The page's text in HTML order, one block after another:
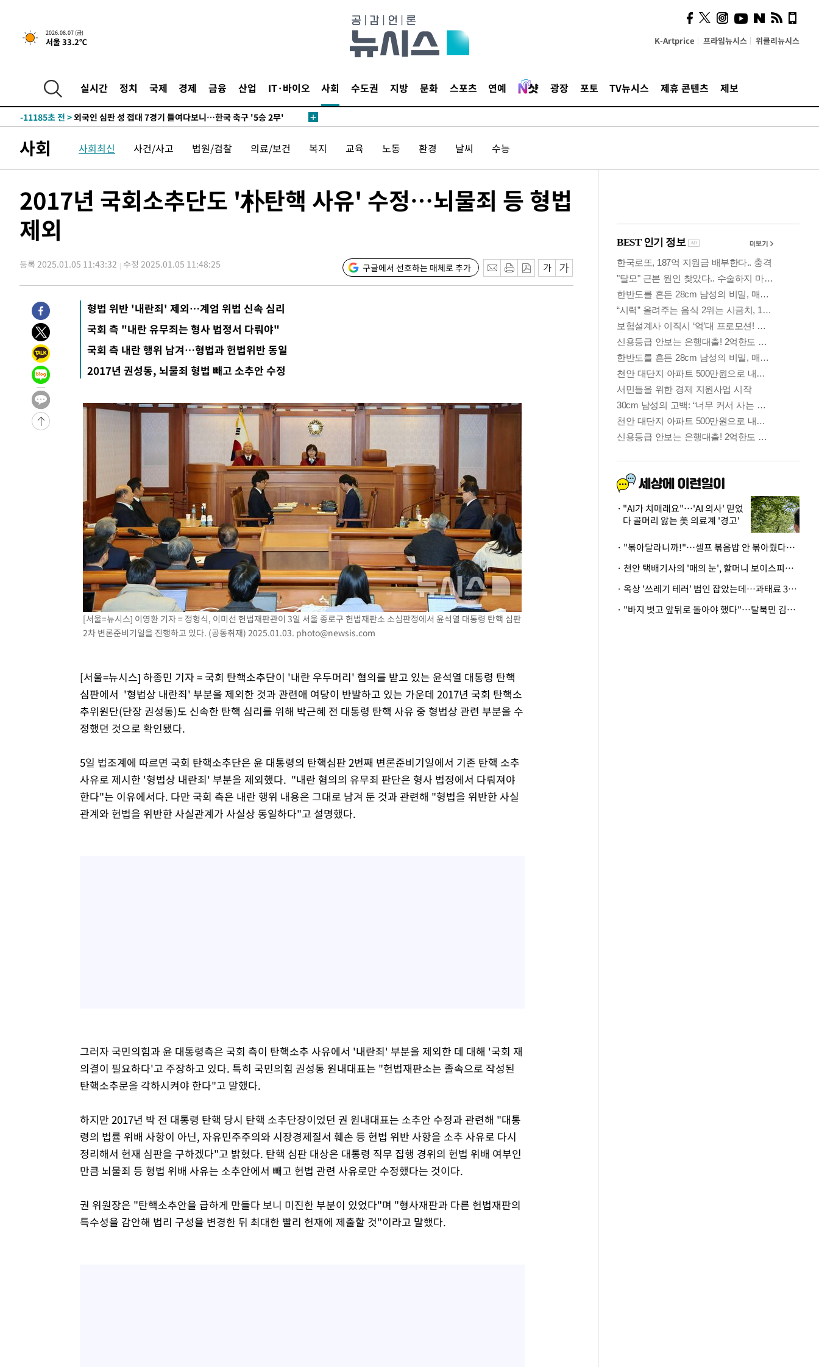
2026.08.07 (금)
서울 33.2℃ K-Artprice 프라임뉴시스 위클리뉴시스
실시간 정치 국제 경제 금융 산업 IT·바이오 사회 수도권 지방 문화 스포츠 연예 광장 포토 TV뉴시스 제휴 콘텐츠 제보
선포
-18799초 전 >[단독]중수청 지원 검사들, 정원 초과 시 낮은 계급 임용…희망지 못
갈 수도
-16770초 전 >낮 최고 37도 찜통더위…곳곳 소나기·강원 많은 비[내일날씨]
-11932초 전 >
여자배구 이재영·이다영 자매, 아제르바이잔 투란VC 입단
-11185초 전 >
-10919초 전 >[속보]코스닥, 2.86포인트(0.36%) 내린 798.81마감
-10852초 전 >
[속보]원·달러 환율, 7.7원 내린 1416.1원 마감
-10741초 전 >[속보] 노원서 40.1도 관측…서울, 2018년 이후 첫 40도
-6704초 전 >외신들도 주목한 韓축구 파문…"국민적 공분에 수사 재개"
-6675초 전 >
-5697초 전 >
43분 전 >[속보] 7월 중국 수출 23.9%↑ 수입 27.5%↑…무역총액 25.3%↑
1시간 전 >[속보]'채상병 순직 책임' 임성근, 항소심도 징역 3년
-28239초 전 >
[속보]이 대통령 "부동산 공급 기존 사고방식 매달리지 말고 과감히
실천"
-27324초 전 >
이란, "오만과 '중앙 단일 루트' 합의…북쪽 인바운드·남쪽 아웃바
운드는 임시"
-18892초 전 >
-18856초 전 >
[속보]이 대통령, '호우피해' 안동·의성 관할 4개 면 특별재난지역
선포
-18819초 전 >
[단독]중수청 지원 검사들, 정원 초과 시 낮은 계급 임용…희망지 못
갈 수도
-16790초 전 >
-15096초 전 >
SK하이닉스, 용인·청주 팹에 54조 투자…"AI 메모리 수요 선제 대
응"
-11952초 전 >
여자배구 이재영·이다영 자매, 아제르바이잔 투란VC 입단
외국인 심판 성 접대 7경기 들여다보니…한국 축구 '5승 2무'
[속보]코스닥, 2.86포인트(0.36%) 내린 798.81마감
[속보]코스피, 6200선 약보합…0.60% 내린 6258.77에 마쳐
[속보]원·달러 환율, 7.7원 내린 1416.1원 마감
[속보] 노원서 40.1도 관측…서울, 2018년 이후 첫 40도
[속보]종합특검, '계엄 수용공간 확보' 신용해 前교정본부장 기소
외신들도 주목한 韓축구 파문…"국민적 공분에 수사 재개"
11시간 압수수색에 성접대 파문까지…'쑥대밭' 된 축구협회
[속보]규제합리화위원회 부위원장에 김태유 서울대 공대 교수…이병
[속보]국힘 윤리위, '돌려차기 발언' 진종오·서범수 징계 절차 개시
[속보] 7월 중국 수출 23.9%↑ 수입 27.5%↑…무역총액 25.3%↑
[속보]'채상병 순직 책임' 임성근, 항소심도 징역 3년
사회 사회최신 사건/사고 법원/검찰 의료/보건 복지 교육 노동 환경 날씨 수능
2017년 국회소추단도 '朴탄핵 사유' 수정…뇌물죄 등 형법
제외
등록 2025.01.05 11:43:32 수정 2025.01.05 11:48:25 구글에서 선호하는 매체로 추가
형법 위반 '내란죄' 제외…계엄 위법 신속 심리
국회 측 "내란 유무죄는 형사 법정서 다뤄야"
국회 측 내란 행위 남겨…형법과 헌법위반 동일
2017년 권성동, 뇌물죄 형법 빼고 소추안 수정
[서울=뉴시스] 이영환 기자 = 정형식, 이미선 헌법재판관이 3일 서울 종로구 헌법재판소 소심판정에서 윤석열 대통령 탄핵 심판
2차 변론준비기일을 진행하고 있다. (공동취재) 2025.01.03. photo@newsis.com
[서울=뉴시스] 하종민 기자 = 국회 탄핵소추단이 '내란 우두머리' 혐의를 받고 있는 윤석열 대통령 탄핵
심판에서 '형법상 내란죄' 부분을 제외한 것과 관련애 여당이 반발하고 있는 가운데 2017년 국회 탄핵소
추위원단(단장 권성동)도 신속한 탄핵 심리를 위해 박근혜 전 대통령 탄핵 사유 중 형법상 관련 부분을 수
정했던 것으로 확인됐다.
5일 법조계에 따르면 국회 탄핵소추단은 윤 대통령의 탄핵심판 2번째 변론준비기일에서 기존 탄핵 소추
사유로 제시한 '형법상 내란죄' 부분을 제외했다. "내란 혐의의 유무죄 판단은 형사 법정에서 다뤄져야
한다"는 이유에서다. 다만 국회 측은 내란 행위 내용은 그대로 남겨 둔 것과 관련해 "형법을 위반한 사실
관계와 헌법을 위반한 사실관계가 사실상 동일하다"고 설명했다.
그러자 국민의힘과 윤 대통령측은 국회 측이 탄핵소추 사유에서 '내란죄' 부분을 제외한 데 대해 '국회 재
의결이 필요하다'고 주장하고 있다. 특히 국민의힘 권성동 원내대표는 "헌법재판소는 졸속으로 작성된
탄핵소추문을 각하시켜야 한다"고 말했다.
하지만 2017년 박 전 대통령 탄핵 당시 탄핵 소추단장이었던 권 원내대표는 소추안 수정과 관련해 "대통
령의 법률 위배 사항이 아닌, 자유민주주의와 시장경제질서 훼손 등 헌법 위반 사항을 소추 사유로 다시
정리해서 헌재 심판을 구하겠다"고 밝혔다. 탄핵 심판 대상은 대통령 직무 집행 경위의 헌법 위배 여부인
만큼 뇌물죄 등 형법 위배 사유는 소추안에서 빼고 헌법 관련 사유로만 수정했다는 것이다.
권 위원장은 "탄핵소추안을 급하게 만들다 보니 미진한 부분이 있었다"며 "형사재판과 다른 헌법재판의
특수성을 감안해 법리 구성을 변경한 뒤 최대한 빨리 헌재에 제출할 것"이라고 말했다.
시, 스마트폰 액세서리에
NFC 더했다
"AI가 치매래요"…'AI 의사' 믿었
다 골머리 앓는 美 의료계 '경고'
· "볶아달라니까!"…셀프 볶음밥 안 볶아줬다고 사장 폭행한 손님
· 천안 택배기사의 '매의 눈', 할머니 보이스피싱 피해 막아
· 옥상 '쓰레기 테러' 범인 잡았는데…과태료 3만원 처분에 숙박업주 허탈
· "바지 벗고 앞뒤로 돌아야 했다"…탈북민 김서아, 기쁨조 검사 수치심 회상